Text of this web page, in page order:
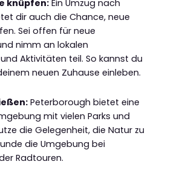
knüpfen:Ein Umzug nach
dir auch die Chance, neue
Sei offen für neue
nimm an lokalen
Aktivitäten teil. So kannst du
neuen Zuhause einleben.
Peterborough bietet eine
mit vielen Parks und
die Gelegenheit, die Natur zu
die Umgebung bei
Radtouren.